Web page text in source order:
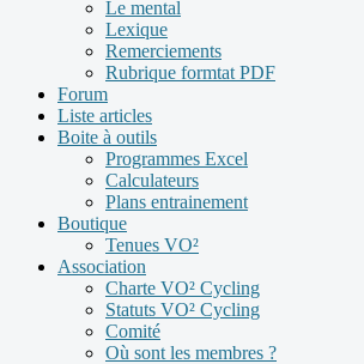
Le mental
Lexique
Remerciements
Rubrique formtat PDF
Forum
Liste articles
Boite à outils
Programmes Excel
Calculateurs
Plans entrainement
Boutique
Tenues VO²
Association
Charte VO² Cycling
Statuts VO² Cycling
Comité
Où sont les membres ?